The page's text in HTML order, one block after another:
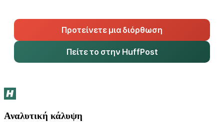
Προτείνετε μια διόρθωση
Πείτε το στην HuffPost
Αναλυτική κάλυψη